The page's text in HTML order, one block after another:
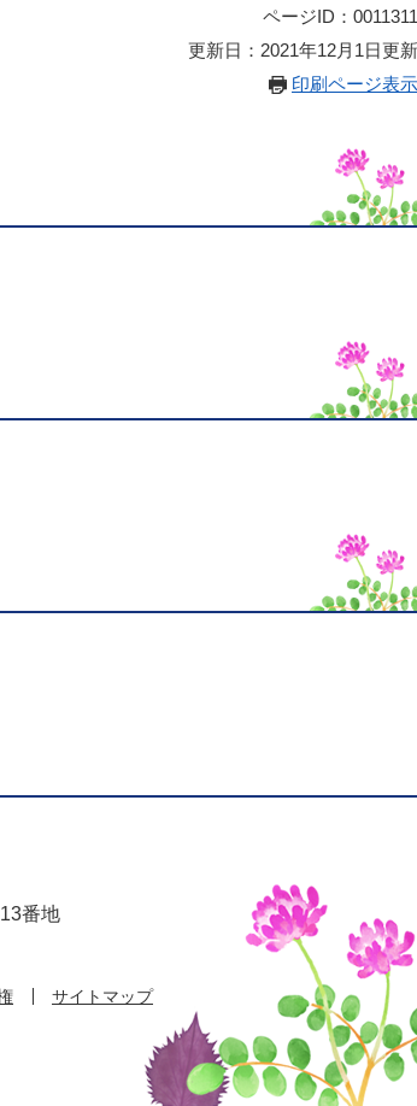
ページID：0011311
更新日：2021年12月1日更新
印刷ページ表示
番地
サイトマップ